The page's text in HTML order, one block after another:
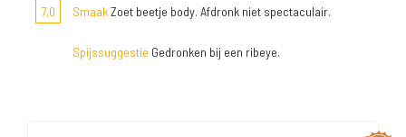
7,0 SmaakZoet beetje body. Afdronk niet spectaculair.
Spijssuggestie Gedronken bij een ribeye.